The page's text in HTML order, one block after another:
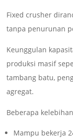
Fixed crusher
tanpa penurunan
Keunggulan
produksi masif
tambang batu,
agregat.
Beberapa
Mampu bekerja